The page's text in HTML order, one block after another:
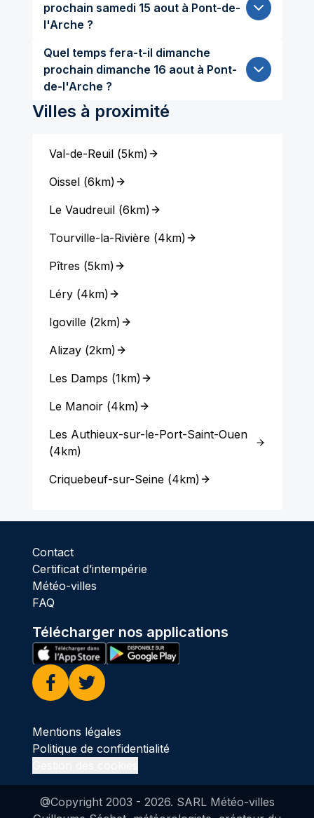
prochain samedi 15 aout à Pont-de-
l'Arche ?
Quel temps fera-t-il dimanche
prochain dimanche 16 aout à Pont-
de-l'Arche ?
Villes à proximité
Val-de-Reuil(5km)
Oissel(6km)
Le Vaudreuil(6km)
Tourville-la-Rivière(4km)
Pîtres (5km)
Léry(4km)
Igoville(2km)
Alizay(2km)
Les Damps (1km)
Le Manoir(4km)
Les Authieux-sur-le-Port-Saint-Ouen
(4km)
Criquebeuf-sur-Seine(4km)
Contact
Certificat d’intempérie
Météo-villes
FAQ
Télécharger nos applications
Facebook
Twitter
Mentions légales
Politique de confidentialité
@Copyright 2003 - 2026. SARL Météo-villes